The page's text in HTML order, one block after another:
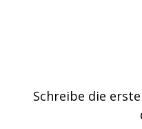
Schreibe die